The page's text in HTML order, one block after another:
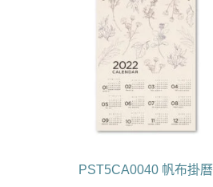
PST5CA0040 帆布掛曆